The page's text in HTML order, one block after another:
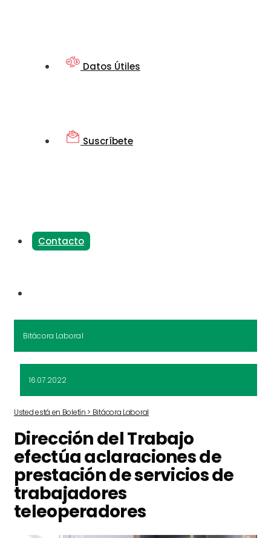
Datos Útiles
Suscríbete
Contacto
Bitácora Laboral
16.07.2022
Usted está en Boletín > Bitácora Laboral
Dirección del Trabajo
efectúa aclaraciones de
prestación de servicios de
trabajadores
teleoperadores